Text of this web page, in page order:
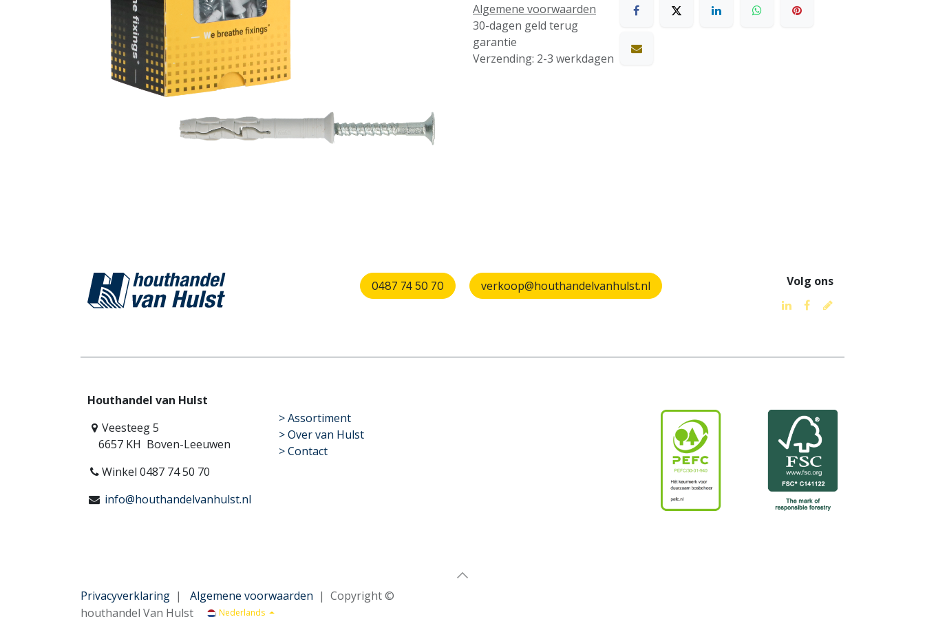
Algemene voorwaarden
30-dagen geld terug
garantie
Verzending: 2-3 werkdagen
verkoop@houthandelvanhulst.nl Volg ons
0487 74 50 70
Houthandel van Hulst
Veesteeg 5
6657 KH Boven-Leeuwen
Winkel 0487 74 50 70
info@houthandelvanhulst.nl
​>Assortiment
> Over van Hulst
> Contact
Privacyverklaring | Algemene voorwaarden | Copyright ©
houthandel Van Hulst
Nederlands